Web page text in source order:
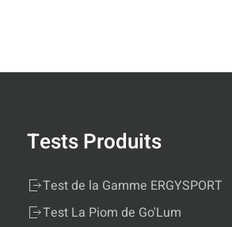
Tests Produits
Test de la Gamme ERGYSPORT
Test La Piom de Go'Lum